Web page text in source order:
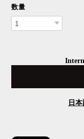
数量
日